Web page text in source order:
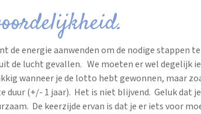
de energie aanwenden om de nodige stappen
de lucht gevallen. We moeten er wel degelijk
wanneer je de lotto hebt gewonnen, maar
duur (+/- 1 jaar). Het is niet blijvend. Geluk dat
De keerzijde ervan is dat je er iets voor